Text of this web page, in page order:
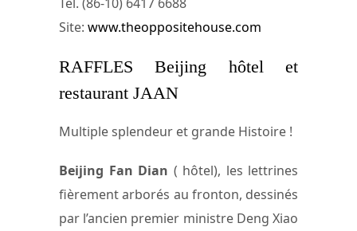
Site: www.theoppositehouse.com
RAFFLES Beijing hôtel et
restaurant JAAN
Multiple splendeur et grande Histoire !
Beijing Fan Dian ( hôtel), les lettrines
fièrement arborés au fronton, dessinés
par l’ancien premier ministre Deng Xiao